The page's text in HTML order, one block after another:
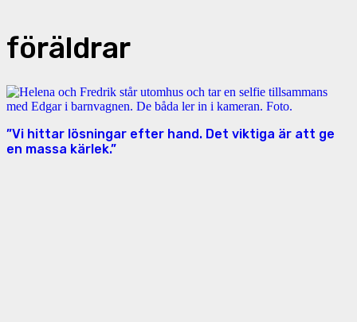
föräldrar
”Vi hittar lösningar efter hand. Det viktiga är att ge
en massa kärlek.”